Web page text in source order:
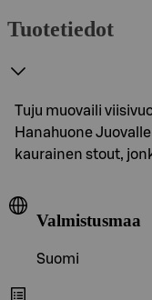
Tuotetiedot
Tuju muovaili
Hanahuone
kaurainen stout,
Valmistusmaa
Suomi